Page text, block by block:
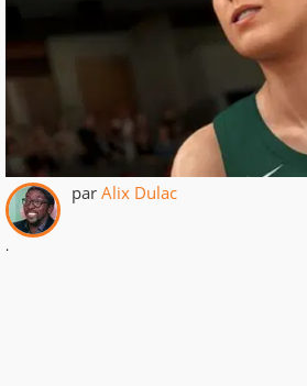
par Alix Dulac
.